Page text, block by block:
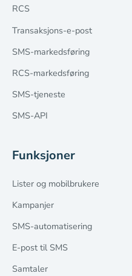
RCS
Transaksjons-e-post
SMS-markedsføring
RCS-markedsføring
SMS-tjeneste
SMS-API
Funksjoner
Lister og mobilbrukere
Kampanjer
SMS-automatisering
E-post til SMS
Samtaler